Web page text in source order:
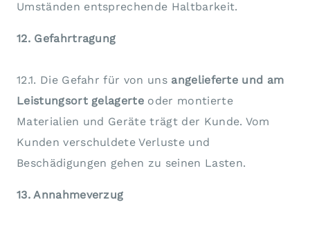
Umständen entsprechende Haltbarkeit.
12. Gefahrtragung
12.1. Die Gefahr für von uns angelieferte und am
Leistungsort gelagerte oder montierte
Materialien und Geräte trägt der Kunde. Vom
Kunden verschuldete Verluste und
Beschädigungen gehen zu seinen Lasten.
13. Annahmeverzug